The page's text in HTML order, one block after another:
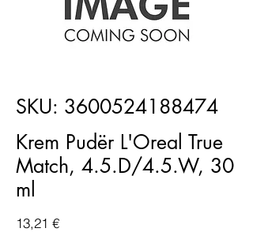
SKU: 3600524188474
Krem Pudër L'Oreal True
Match, 4.5.D/4.5.W, 30
ml
13,21 €Price